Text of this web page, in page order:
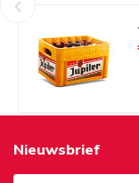
Nieuwsbrief